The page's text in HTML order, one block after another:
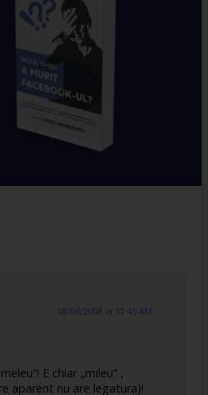
08/06/2008 la 10:45 AM
E chiar „mileu” ,
aparent nu are legatura)!